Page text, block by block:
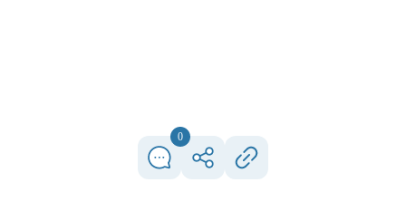
0